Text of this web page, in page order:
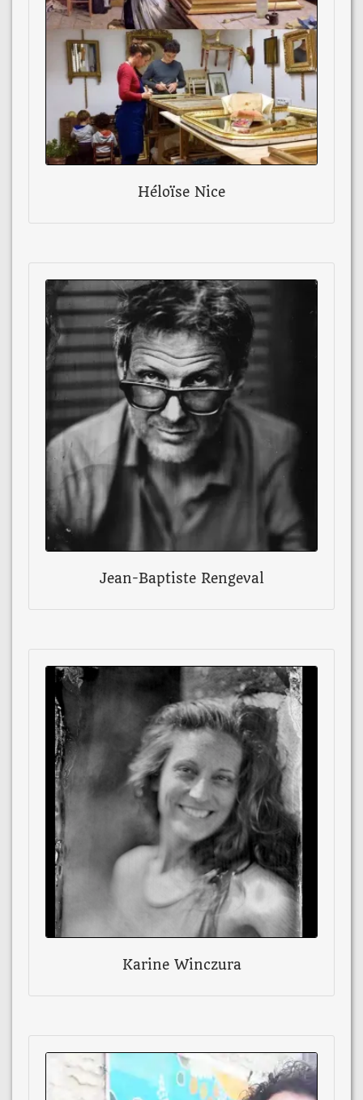
Héloïse Nice
Jean-Baptiste Rengeval
Karine Winczura